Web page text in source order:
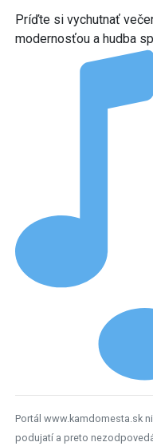
Príďte si vychutnať
modernosťou a hudba
Portál www.kamdomesta.sk
podujatí a preto